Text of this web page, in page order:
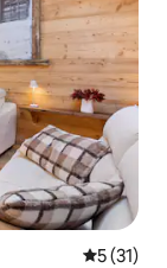
5 de uma
5 (31)